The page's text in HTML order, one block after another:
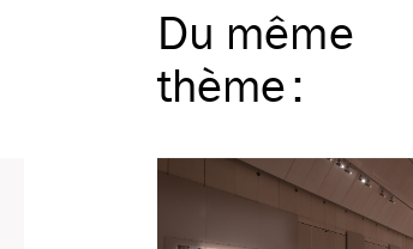
Du même
thème: